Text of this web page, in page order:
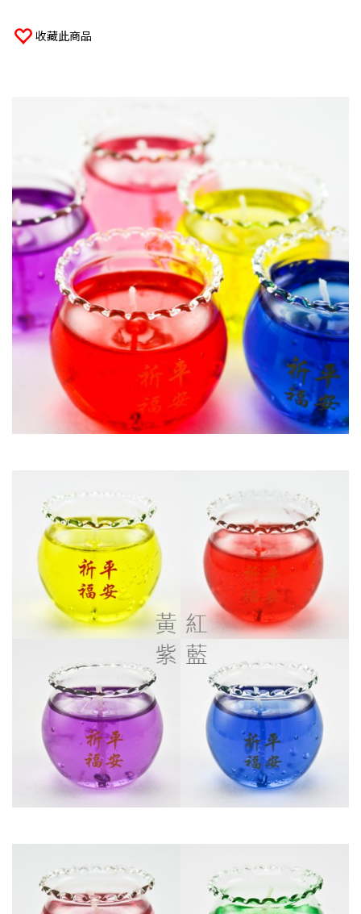
收藏此商品